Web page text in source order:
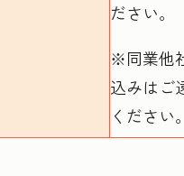
ださい。
※同業他
込みはご
ください。